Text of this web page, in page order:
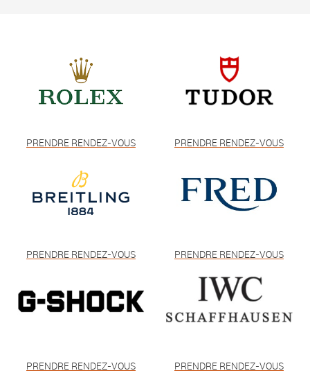
PRENDRE RENDEZ-VOUS PRENDRE RENDEZ-VOUS
PRENDRE RENDEZ-VOUS PRENDRE RENDEZ-VOUS
PRENDRE RENDEZ-VOUS PRENDRE RENDEZ-VOUS